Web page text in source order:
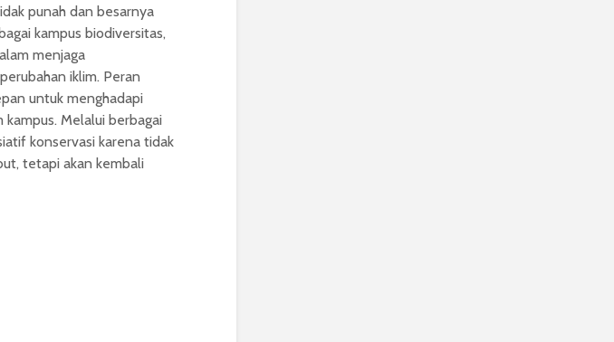
punah dan besarnya
kampus biodiversitas,
menjaga
iklim. Peran
untuk menghadapi
Melalui berbagai
konservasi karena tidak
tetapi akan kembali